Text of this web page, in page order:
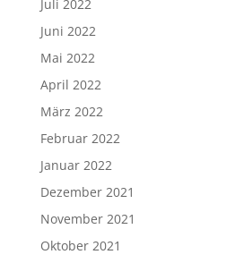
Juli 2022
Juni 2022
Mai 2022
April 2022
März 2022
Februar 2022
Januar 2022
Dezember 2021
November 2021
Oktober 2021